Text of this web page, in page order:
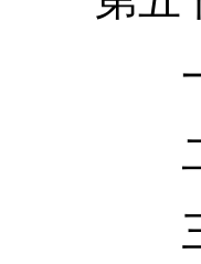
一、
二、
三、